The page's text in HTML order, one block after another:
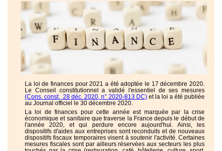
La loi de finances pour 2021 a été adoptée le 17 décembre 2020.
Le Conseil constitutionnel a validé l'essentiel de ses mesures
(Cons. const., 28 déc. 2020, n° 2020-813 DC) et la loi a été publiée
au Journal officiel le 30 décembre 2020.
La loi de finances pour cette année est marquée par la crise
économique et sanitaire que traverse la France depuis le début de
l'année 2020, et qui perdure encore aujourd'hui. Ainsi, les
dispositifs d'aides aux entreprises sont reconduits et de nouveaux
dispositifs fiscaux temporaires visent à soutenir l'activité. Certaines
mesures fiscales sont par ailleurs réservées aux secteurs les plus